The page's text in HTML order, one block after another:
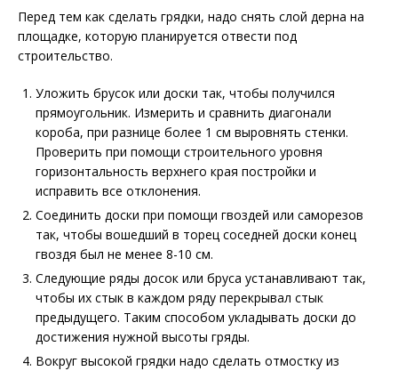
Перед тем как сделать грядки, надо снять слой дерна на
площадке, которую планируется отвести под
строительство.
Уложить брусок или доски так, чтобы получился
прямоугольник. Измерить и сравнить диагонали
короба, при разнице более 1 см выровнять стенки.
Проверить при помощи строительного уровня
горизонтальность верхнего края постройки и
исправить все отклонения.
Соединить доски при помощи гвоздей или саморезов
так, чтобы вошедший в торец соседней доски конец
гвоздя был не менее 8-10 см.
Следующие ряды досок или бруса устанавливают так,
чтобы их стык в каждом ряду перекрывал стык
предыдущего. Таким способом укладывать доски до
достижения нужной высоты гряды.
Вокруг высокой грядки надо сделать отмостку из